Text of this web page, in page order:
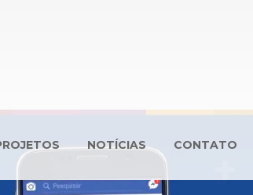
NOTÍCIAS CONTATO